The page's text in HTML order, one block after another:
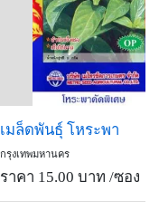
เมล็ดพันธุ์ โหระพา
กรุงเทพมหานคร
ราคา 15.00 บาท /ซอง